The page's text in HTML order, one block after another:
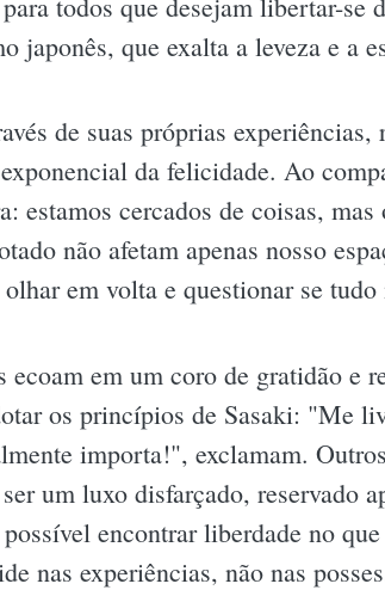
japonês, que exalta a leveza e a
de suas próprias
da felicidade. Ao
estamos cercados de coisas,
não afetam apenas nosso
em volta e questionar se
em um coro de gratidão e
os princípios de Sasaki: "Me
importa!", exclamam.
um luxo disfarçado, reservado
encontrar liberdade no
nas experiências, não nas